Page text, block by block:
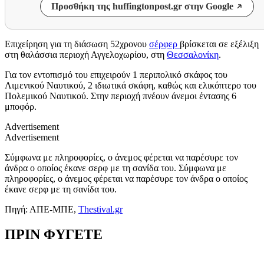
Προσθήκη της huffingtonpost.gr στην Google
Επιχείρηση για τη διάσωση 52χρονου σέρφερ βρίσκεται σε εξέλιξη
στη θαλάσσια περιοχή Αγγελοχωρίου, στη Θεσσαλονίκη.
Για τον εντοπισμό του επιχειρούν 1 περιπολικό σκάφος του
Λιμενικού Ναυτικού, 2 ιδιωτικά σκάφη, καθώς και ελικόπτερο του
Πολεμικού Ναυτικού. Στην περιοχή πνέουν άνεμοι έντασης 6
μποφόρ.
Advertisement
Advertisement
Σύμφωνα με πληροφορίες, ο άνεμος φέρεται να παρέσυρε τον
άνδρα ο οποίος έκανε σερφ με τη σανίδα του. Σύμφωνα με
πληροφορίες, ο άνεμος φέρεται να παρέσυρε τον άνδρα ο οποίος
έκανε σερφ με τη σανίδα του.
Πηγή: ΑΠΕ-ΜΠΕ, Thestival.gr
ΠΡΙΝ ΦΥΓΕΤΕ